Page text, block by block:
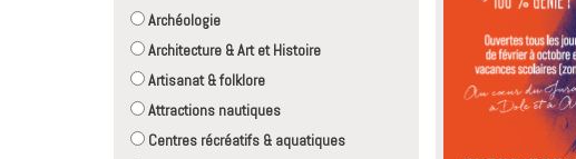
Archéologie
Architecture & Art et Histoire
Artisanat & folklore
Attractions nautiques
Centres récréatifs & aquatiques